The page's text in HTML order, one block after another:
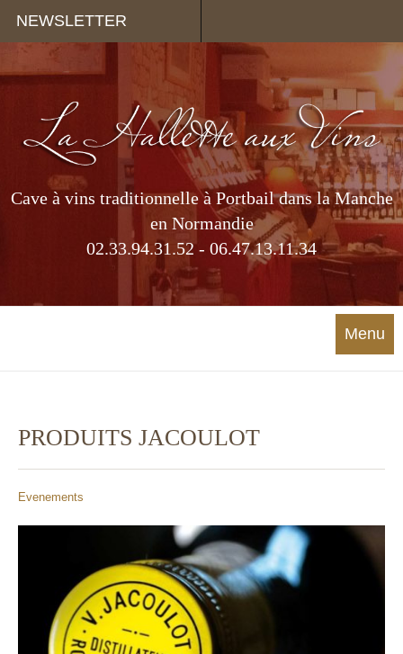
NEWSLETTER
Cave à vins traditionnelle à Portbail dans la Manche
en Normandie
02.33.94.31.52 - 06.47.13.11.34
Menu
PRODUITS JACOULOT
Evenements
Panneau de gestion des cookies